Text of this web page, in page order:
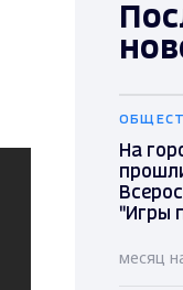
На
"Игры
месяц